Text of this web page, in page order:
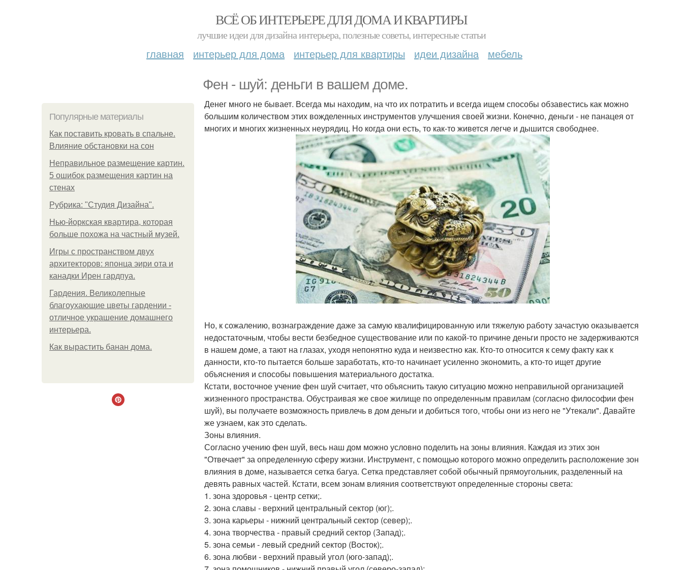
ВСЁ ОБ ИНТЕРЬЕРЕ ДЛЯ ДОМА И КВАРТИРЫ
лучшие идеи для дизайна интерьера, полезные советы, интересные статьи
главная интерьер для дома интерьер для квартиры идеи дизайна мебель
Фен - шуй: деньги в вашем доме.
Популярные материалы
Как поставить кровать в спальне.
Влияние обстановки на сон
Неправильное размещение картин.
5 ошибок размещения картин на
стенах
Рубрика: "Студия Дизайна".
Нью-йоркская квартира, которая
больше похожа на частный музей.
Игры с пространством двух
архитекторов: японца эири ота и
канадки Ирен гардпуа.
Гардения. Великолепные
благоухающие цветы гардении -
отличное украшение домашнего
интерьера.
Как вырастить банан дома.
Денег много не бывает. Всегда мы находим, на что их потратить и всегда ищем способы обзавестись как можно
большим количеством этих вожделенных инструментов улучшения своей жизни. Конечно, деньги - не панацея от
многих и многих жизненных неурядиц. Но когда они есть, то как-то живется легче и дышится свободнее.
Но, к сожалению, вознаграждение даже за самую квалифицированную или тяжелую работу зачастую оказывается
недостаточным, чтобы вести безбедное существование или по какой-то причине деньги просто не задерживаются
в нашем доме, а тают на глазах, уходя непонятно куда и неизвестно как. Кто-то относится к сему факту как к
данности, кто-то пытается больше заработать, кто-то начинает усиленно экономить, а кто-то ищет другие
объяснения и способы повышения материального достатка.
Кстати, восточное учение фен шуй считает, что объяснить такую ситуацию можно неправильной организацией
жизненного пространства. Обустраивая же свое жилище по определенным правилам (согласно философии фен
шуй), вы получаете возможность привлечь в дом деньги и добиться того, чтобы они из него не "Утекали". Давайте
же узнаем, как это сделать.
Зоны влияния.
Согласно учению фен шуй, весь наш дом можно условно поделить на зоны влияния. Каждая из этих зон
"Отвечает" за определенную сферу жизни. Инструмент, с помощью которого можно определить расположение зон
влияния в доме, называется сетка багуа. Сетка представляет собой обычный прямоугольник, разделенный на
девять равных частей. Кстати, всем зонам влияния соответствуют определенные стороны света:
1. зона здоровья - центр сетки;.
2. зона славы - верхний центральный сектор (юг);.
3. зона карьеры - нижний центральный сектор (север);.
4. зона творчества - правый средний сектор (Запад);.
5. зона семьи - левый средний сектор (Восток);.
6. зона любви - верхний правый угол (юго-запад);.